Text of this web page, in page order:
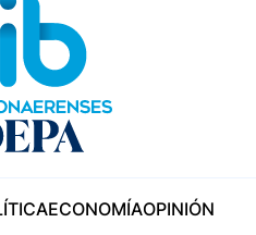
ECONOMÍAOPINIÓN